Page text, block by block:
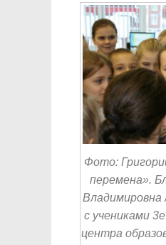
Фото:
перемена».
Владимировна
с учениками
центра